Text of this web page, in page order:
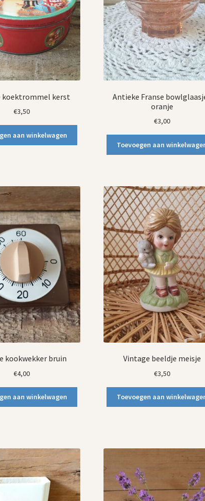
koektrommel kerst
€3,50
aan winkelwagen
Antieke Franse
oranje
€3,00
Toevoegen aan
kookwekker bruin
€4,00
aan winkelwagen
Vintage beeldje meisje
€3,50
Toevoegen aan